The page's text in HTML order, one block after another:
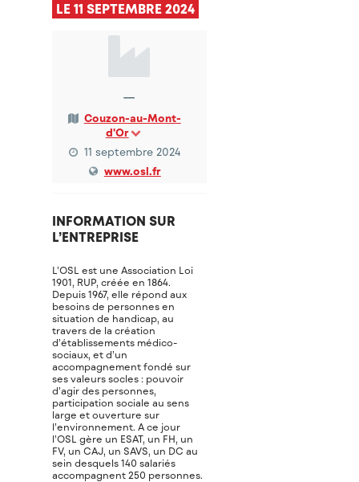
LE 11 SEPTEMBRE 2024
—
Couzon-au-Mont-
d'Or
11 septembre 2024
www.osl.fr
INFORMATION SUR
L’ENTREPRISE
L’OSL est une Association Loi
1901, RUP, créée en 1864.
Depuis 1967, elle répond aux
besoins de personnes en
situation de handicap, au
travers de la création
d’établissements médico-
sociaux, et d’un
accompagnement fondé sur
ses valeurs socles : pouvoir
d’agir des personnes,
participation sociale au sens
large et ouverture sur
l’environnement. A ce jour
l’OSL gère un ESAT, un FH, un
FV, un CAJ, un SAVS, un DC au
sein desquels 140 salariés
accompagnent 250 personnes.